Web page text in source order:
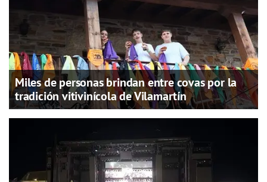
Miles de personas brindan entre covas por la
tradición vitivinícola de Vilamartín